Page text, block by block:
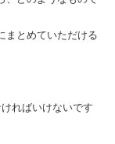
まとめていただける
ればいけないです